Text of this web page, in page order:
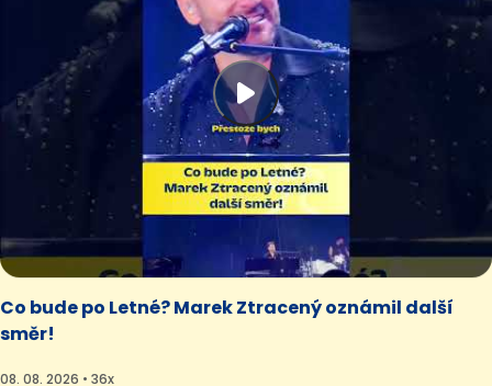
Co bude po Letné? Marek Ztracený oznámil další
směr!
08. 08. 2026 • 36x